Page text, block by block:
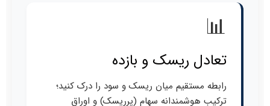
📊
تعادل ریسک و بازده
رابطه مستقیم میان ریسک و سود را درک کنید؛
ترکیب هوشمندانه سهام (پرریسک) و اوراق